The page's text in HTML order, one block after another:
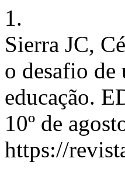
1.
Sierra JC,
o desafio
educação.
10º de
https://